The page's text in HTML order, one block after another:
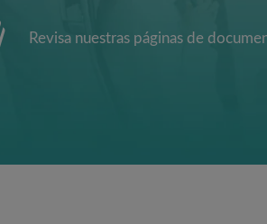
Revisa nuestras páginas de